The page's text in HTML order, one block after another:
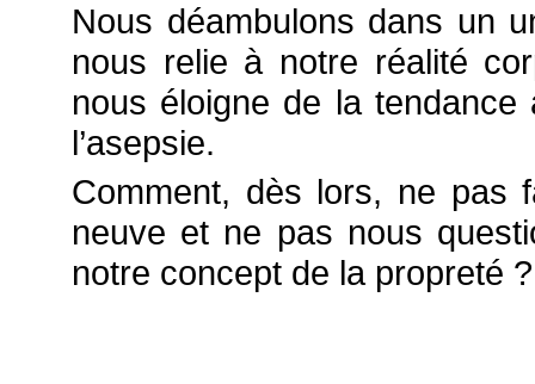
Nous déambulons dans un
nous relie à notre réalité
nous éloigne de la tendance
l’asepsie.
Comment, dès lors, ne pas
neuve et ne pas nous
notre concept de la propreté ?